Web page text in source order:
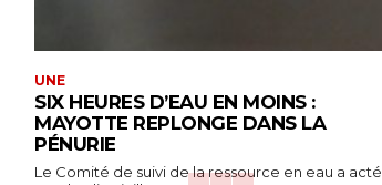
UNE
SIX HEURES D’EAU EN MOINS :
MAYOTTE REPLONGE DANS LA
PÉNURIE
Le Comité de suivi de la ressource en eau a acté,